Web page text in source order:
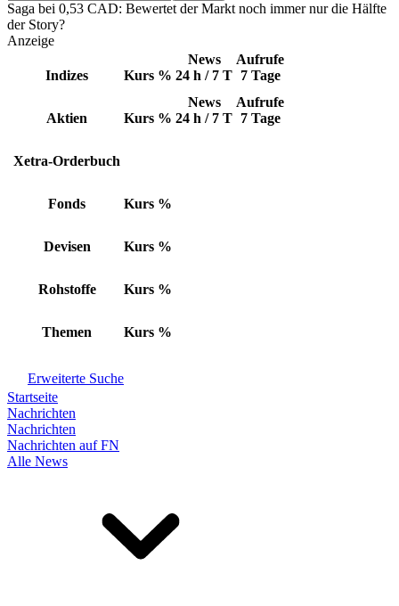
Saga bei 0,53 CAD: Bewertet der Markt noch immer nur die Hälfte
der Story?
Anzeige
Indizes Kurs %
News
24 h / 7 T
Aufrufe
7 Tage
Aktien Kurs %
News
24 h / 7 T
Aufrufe
7 Tage
Xetra-Orderbuch
Fonds Kurs %
Devisen Kurs %
Rohstoffe Kurs %
Themen Kurs %
Erweiterte Suche
Startseite
Nachrichten
Nachrichten
Nachrichten auf FN
Alle News